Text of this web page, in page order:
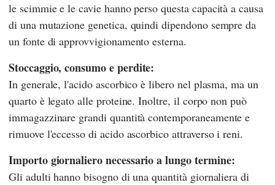
le scimmie e le cavie hanno perso questa capacità a causa
di una mutazione genetica, quindi dipendono sempre da
un fonte di approvvigionamento esterna.
Stoccaggio, consumo e perdite:
In generale, l'acido ascorbico è libero nel plasma, ma un
quarto è legato alle proteine. Inoltre, il corpo non può
immagazzinare grandi quantità contemporaneamente e
rimuove l'eccesso di acido ascorbico attraverso i reni.
Importo giornaliero necessario a lungo termine:
Gli adulti hanno bisogno di una quantità giornaliera di